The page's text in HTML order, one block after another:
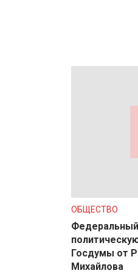
ОБЩЕСТВО
Госдумы от
Михайлова